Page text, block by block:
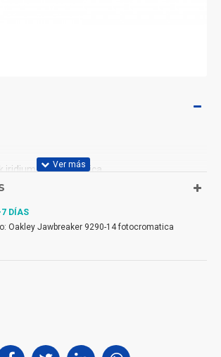
iridium fotocromatica
LENS
DÍAS
Oakley Jawbreaker 9290-14 fotocromatica